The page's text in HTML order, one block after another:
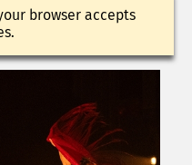
browser accepts